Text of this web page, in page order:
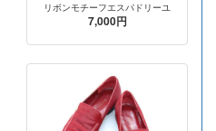
リボンモチーフエスパドリーユ
7,000円